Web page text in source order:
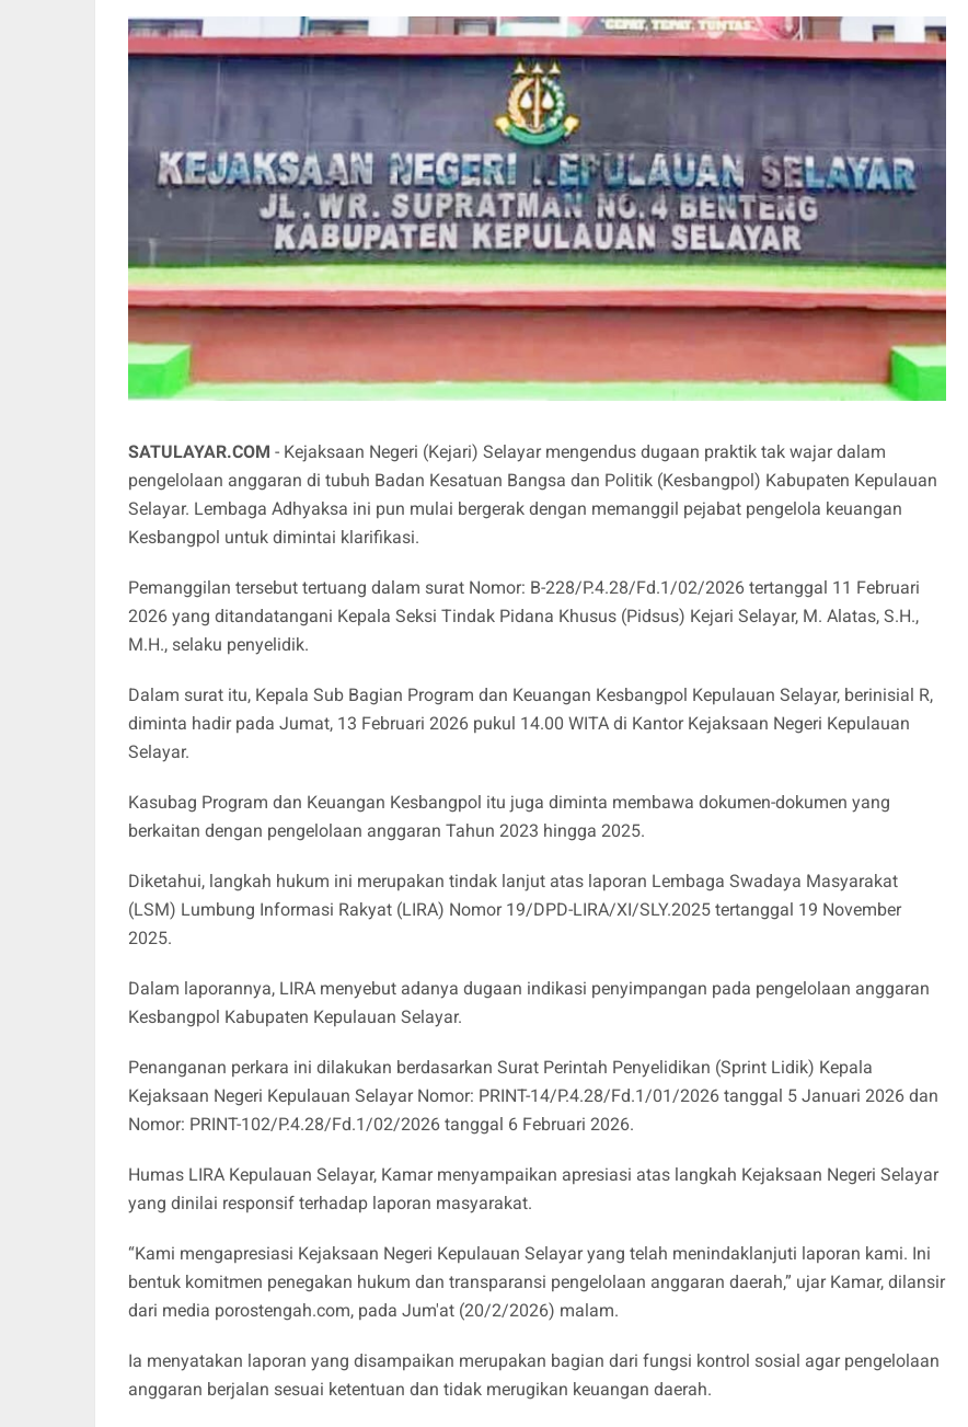
SATULAYAR.COM - Kejaksaan Negeri (Kejari) Selayar mengendus dugaan praktik tak wajar dalam
pengelolaan anggaran di tubuh Badan Kesatuan Bangsa dan Politik (Kesbangpol) Kabupaten Kepulauan
Selayar. Lembaga Adhyaksa ini pun mulai bergerak dengan memanggil pejabat pengelola keuangan
Kesbangpol untuk dimintai klarifikasi.
Pemanggilan tersebut tertuang dalam surat Nomor: B-228/P.4.28/Fd.1/02/2026 tertanggal 11 Februari
2026 yang ditandatangani Kepala Seksi Tindak Pidana Khusus (Pidsus) Kejari Selayar, M. Alatas, S.H.,
M.H., selaku penyelidik.
‎Dalam surat itu, Kepala Sub Bagian Program dan Keuangan Kesbangpol Kepulauan Selayar, berinisial R,
diminta hadir pada Jumat, 13 Februari 2026 pukul 14.00 WITA di Kantor Kejaksaan Negeri Kepulauan
Selayar.
Kasubag Program dan Keuangan Kesbangpol itu juga diminta membawa dokumen-dokumen yang
berkaitan dengan pengelolaan anggaran Tahun 2023 hingga 2025.
Diketahui, ‎langkah hukum ini merupakan tindak lanjut atas laporan Lembaga Swadaya Masyarakat
(LSM) Lumbung Informasi Rakyat (LIRA) Nomor 19/DPD-LIRA/XI/SLY.2025 tertanggal 19 November
2025.
Dalam laporannya, LIRA menyebut adanya dugaan indikasi penyimpangan pada pengelolaan anggaran
Kesbangpol Kabupaten Kepulauan Selayar.
‎Penanganan perkara ini dilakukan berdasarkan Surat Perintah Penyelidikan (Sprint Lidik) Kepala
Kejaksaan Negeri Kepulauan Selayar Nomor: PRINT-14/P.4.28/Fd.1/01/2026 tanggal 5 Januari 2026 dan
Nomor: PRINT-102/P.4.28/Fd.1/02/2026 tanggal 6 Februari 2026.
‎Humas LIRA Kepulauan Selayar, Kamar menyampaikan apresiasi atas langkah Kejaksaan Negeri Selayar
yang dinilai responsif terhadap laporan masyarakat.
‎“Kami mengapresiasi Kejaksaan Negeri Kepulauan Selayar yang telah menindaklanjuti laporan kami. Ini
bentuk komitmen penegakan hukum dan transparansi pengelolaan anggaran daerah,” ujar Kamar, dilansir
dari media porostengah.com, pada Jum'at (20/2/2026) malam.
‎Ia menyatakan laporan yang disampaikan merupakan bagian dari fungsi kontrol sosial agar pengelolaan
anggaran berjalan sesuai ketentuan dan tidak merugikan keuangan daerah.